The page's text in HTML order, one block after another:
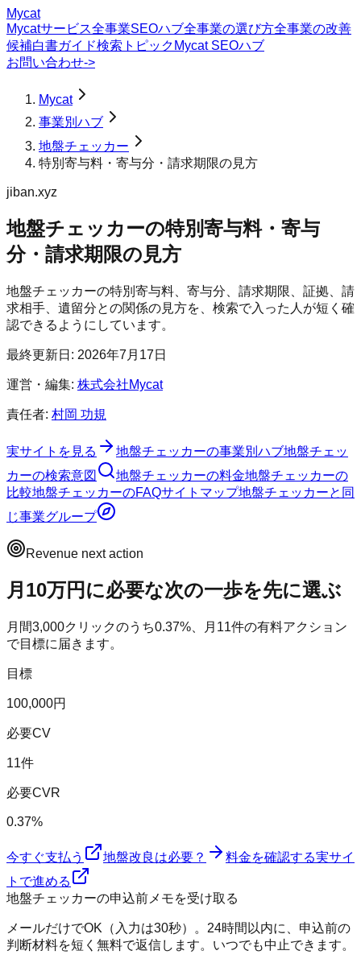
Mycat
Mycatサービス全事業SEOハブ全事業の選び方全事業の改善
候補白書ガイド検索トピック Mycat SEOハブ
お問い合わせ->
Mycat
事業別ハブ
地盤チェッカー
特別寄与料・寄与分・請求期限の見方
jiban.xyz
地盤チェッカーの特別寄与料・寄与
分・請求期限の見方
地盤チェッカーの特別寄与料、寄与分、請求期限、証拠、請
求相手、遺留分との関係の見方を、検索で入った人が短く確
認できるようにしています。
最終更新日: 2026年7月17日
運営・編集: 株式会社Mycat
責任者: 村岡 功規
実サイトを見る 地盤チェッカーの事業別ハブ地盤チェッ
カーの検索意図 地盤チェッカーの料金地盤チェッカーの
比較地盤チェッカーのFAQサイトマップ地盤チェッカーと同
じ事業グループ
Revenue next action
月10万円に必要な次の一歩を先に選ぶ
月間3,000クリックのうち0.37%、月 11件の有料アクション
で目標に届きます。
目標
100,000円
必要CV
11件
必要CVR
0.37%
今すぐ支払う 地盤改良は必要？ 料金を確認する実サイ
トで進める
地盤チェッカーの申込前メモを受け取る
メールだけでOK（入力は30秒）。24時間以内に、申込前の
判断材料を短く無料で返信します。いつでも中止できます。